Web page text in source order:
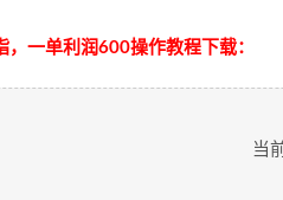
一单利润600操作教程下载：
当